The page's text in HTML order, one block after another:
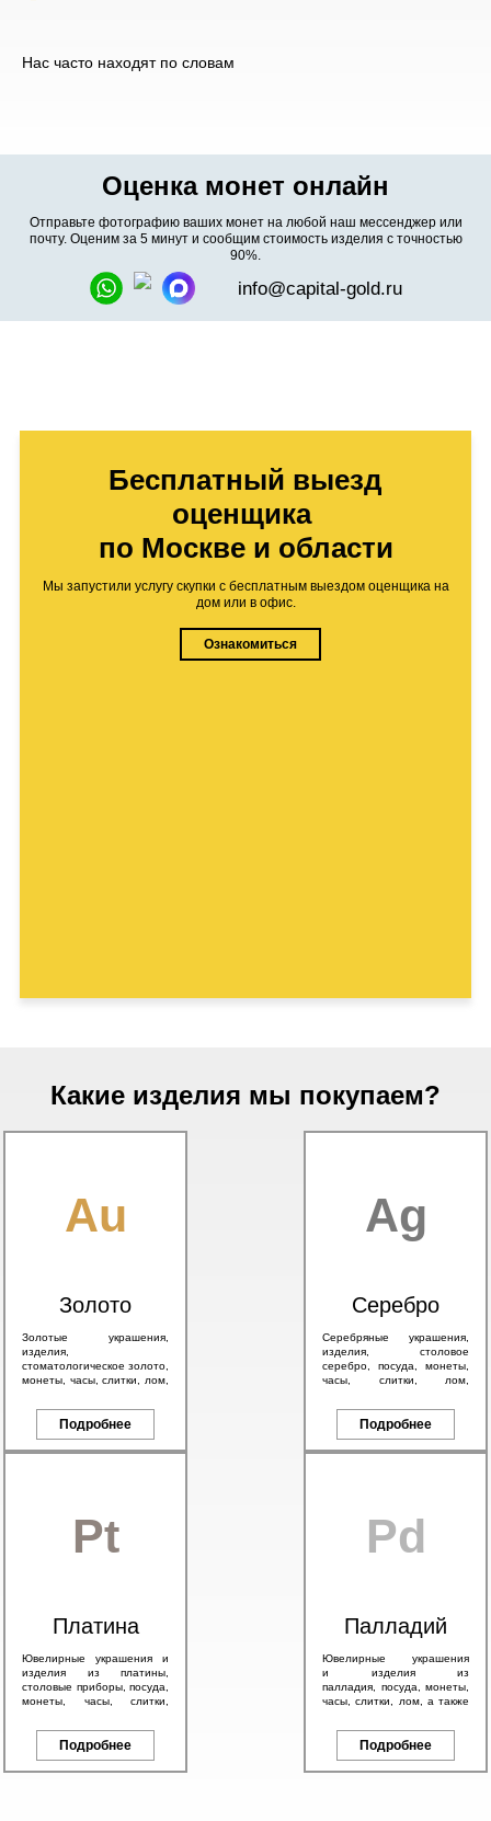
Нас часто находят по словам
Оценка монет онлайн
Отправьте фотографию ваших монет на любой наш мессенджер или
почту. Оценим за 5 минут и сообщим стоимость изделия с точностью
90%.
info@capital-gold.ru
Бесплатный выезд
оценщика
по Москве и области
Мы запустили услугу скупки с бесплатным выездом оценщика на
дом или в офис.
Ознакомиться
Какие изделия мы покупаем?
Au
Золото
Золотые украшения,
изделия,
стоматологическое золото,
монеты, часы, слитки, лом,
золото 56 пробы и
брендовые изделия.
Подробнее
Ag
Серебро
Серебряные украшения,
изделия, столовое
серебро, посуда, монеты,
часы, слитки, лом,
пробы, в том числе с
эмалью.Подробнее
Pt
Платина
Ювелирные украшения и
изделия из платины,
столовые приборы, посуда,
монеты, часы, слитки,
также другие платиновые
изделия.Подробнее
Pd
Палладий
Ювелирные украшения
и изделия из
палладия, посуда, монеты,
часы, слитки, лом, а также
содержанием палладия.
Подробнее